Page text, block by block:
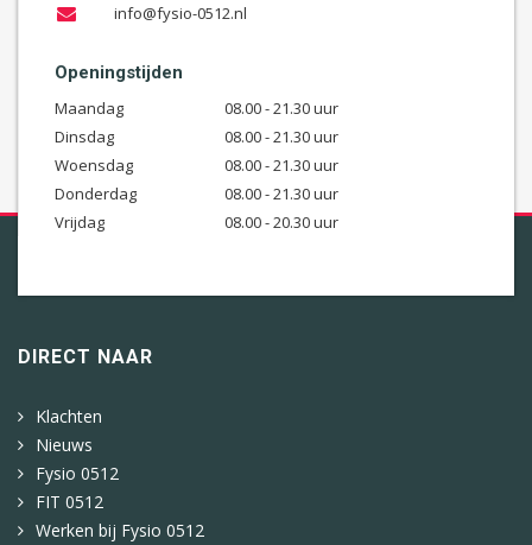
info@fysio-0512.nl
Openingstijden
Maandag
08.00 - 21.30 uur
Dinsdag
08.00 - 21.30 uur
Woensdag
08.00 - 21.30 uur
Donderdag
08.00 - 21.30 uur
Vrijdag
08.00 - 20.30 uur
DIRECT NAAR
Klachten
Nieuws
Fysio 0512
FIT 0512
Werken bij Fysio 0512